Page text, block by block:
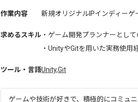
作業内容 新規オリジナルIPインディー
求めるスキル ・ゲーム開発プランナーとし
・UnityやGitを用いた実務使用
ツール・言語Unity,Git
ゲームや技術が好きで、積極的にコミュ